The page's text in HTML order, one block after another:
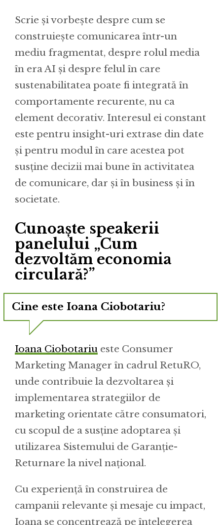
Scrie și vorbește despre cum se
construiește comunicarea într-un
mediu fragmentat, despre rolul media
în era AI și despre felul în care
sustenabilitatea poate fi integrată în
comportamente recurente, nu ca
element decorativ. Interesul ei constant
este pentru insight-uri extrase din date
și pentru modul în care acestea pot
susține decizii mai bune în activitatea
de comunicare, dar și în business și în
societate.
Cunoaște speakerii
panelului „Cum
dezvoltăm economia
circulară?”
Cine este Ioana Ciobotariu?
Ioana Ciobotariu este Consumer
Marketing Manager în cadrul RetuRO,
unde contribuie la dezvoltarea și
implementarea strategiilor de
marketing orientate către consumatori,
cu scopul de a susține adoptarea și
utilizarea Sistemului de Garanție-
Returnare la nivel național.
Cu experiență în construirea de
campanii relevante și mesaje cu impact,
Ioana se concentrează pe înțelegerea